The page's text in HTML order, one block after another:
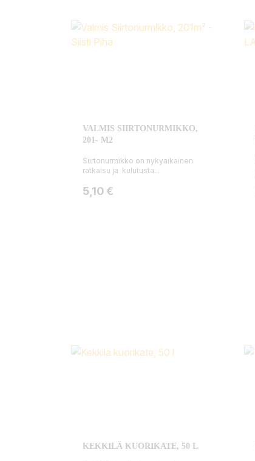
VALMIS SIIRTONURMIKKO,
201- M2
Siirtonurmikko on nykyaikainen
ratkaisu ja kulutusta...
Hinta
5,10 €
KEKKILÄ KUORIKATE, 50 L